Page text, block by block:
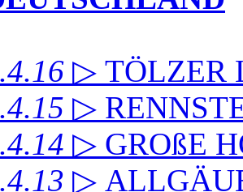
▷ TÖLZER
▷
▷ GROßE
▷